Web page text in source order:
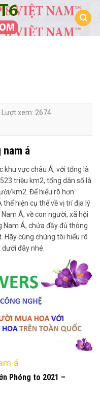
xem: 2674
á
khu vực châu Á, với tổng là
triệu km2, tổng dân số là
km2. Để hiểu rõ hơn
hiện cụ thể về vị trí địa lý
Á, về con người, xã hội
Nam Á, chứa đầy đủ thông
Hãy cùng chúng tôi hiểu rõ
đây nhé.
á
Phóng to 2021 –